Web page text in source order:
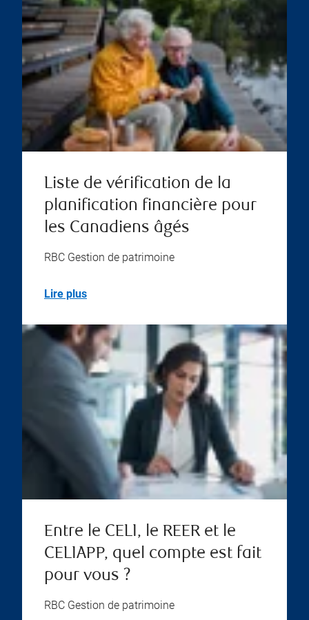
Liste de vérification de la
planification financière pour
les Canadiens âgés
RBC Gestion de patrimoine
Lire plus
Entre le CELI, le REER et le
CELIAPP, quel compte est fait
pour vous ?
RBC Gestion de patrimoine